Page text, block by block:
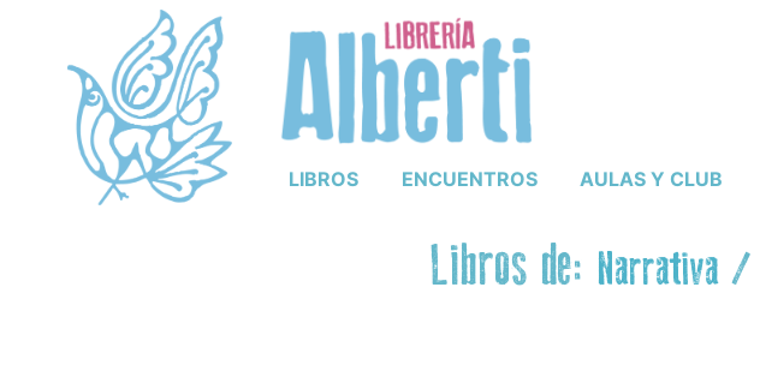
LIBROS ENCUENTROS AULAS Y CLUB
Libros de: Narrativa/